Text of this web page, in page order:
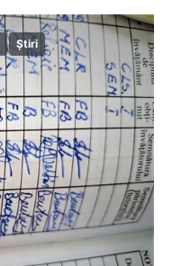
Știri